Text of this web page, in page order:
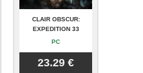
CLAIR OBSCUR:
EXPEDITION 33
PC
23.29 €